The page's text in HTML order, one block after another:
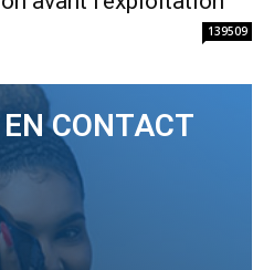
139509
CONTACT